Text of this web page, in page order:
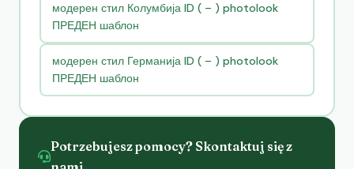
модерен стил Колумбија ID ( – ) photolook
ПРЕДЕН шаблон
модерен стил Германија ID ( – ) photolook
ПРЕДЕН шаблон
Potrzebujesz pomocy? Skontaktuj się z